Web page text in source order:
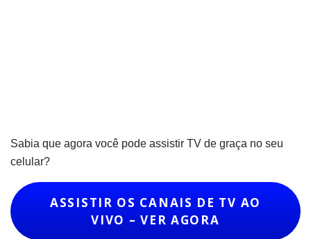
Sabia que agora você pode assistir TV de graça no seu
celular?
ASSISTIR OS CANAIS DE TV AO
VIVO – VER AGORA